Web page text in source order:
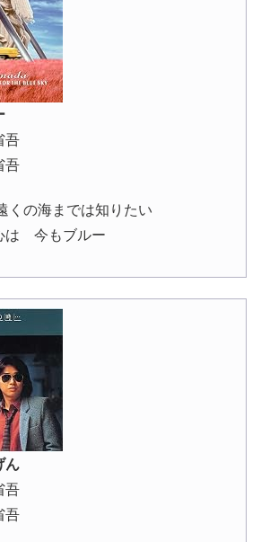
吾
吾
くの海までは知りたい
は 今もブルー
ん
吾
吾